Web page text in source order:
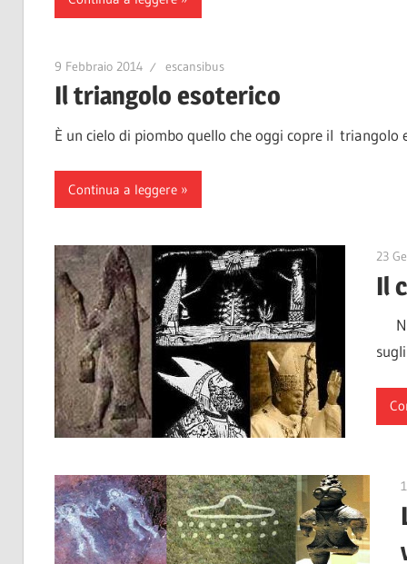
9 Febbraio 2014 escansibus
Il triangolo esoterico
È un cielo di piombo quello che oggi copre il
Continua a leggere
23
Il